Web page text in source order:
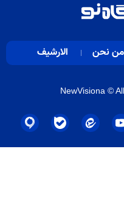
من نحن الارشيف
NewVisiona ©